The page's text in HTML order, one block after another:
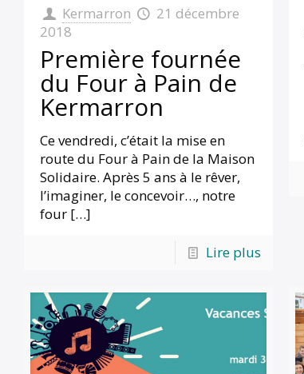
Kermarron
21 décembre
2018
Première fournée
du Four à Pain de
Kermarron
Ce vendredi, c’était la mise en
route du Four à Pain de la Maison
Solidaire. Après 5 ans à le rêver,
l’imaginer, le concevoir…, notre
four […]
Lire plus